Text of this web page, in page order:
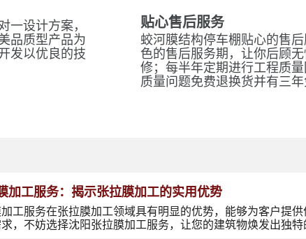
一设计方案，
品质型产品为
发以优良的技
贴心售后服务
蛟河膜结构停车棚贴心的售
色的售后服务期，让你后顾
修；每半年定期进行工程质
质量问题免费退换货并有三年
加工服务：揭示张拉膜加工的实用优势
工服务在张拉膜加工领域具有明显的优势，能够为客户提
，不妨选择沈阳张拉膜加工服务，让您的建筑物焕发出独特